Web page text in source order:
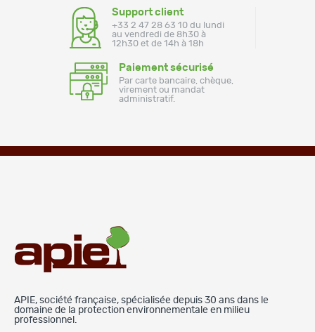
Support client
+33 2 47 28 63 10 du lundi
au vendredi de 8h30 à
12h30 et de 14h à 18h
Paiement sécurisé
Par carte bancaire, chèque,
virement ou mandat
administratif.
APIE, société française, spécialisée depuis 30 ans dans le
domaine de la protection environnementale en milieu
professionnel.